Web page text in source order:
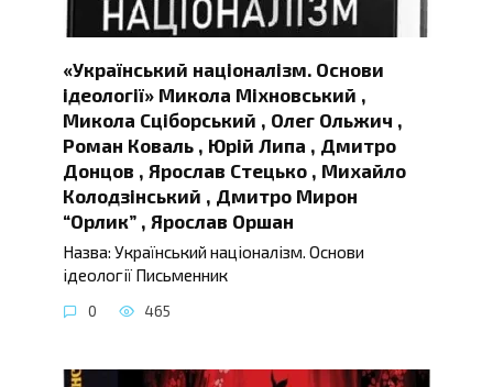
«Український націоналізм. Основи
ідеології» Микола Міхновський ,
Микола Сціборський , Олег Ольжич ,
Роман Коваль , Юрій Липа , Дмитро
Донцов , Ярослав Стецько , Михайло
Колодзінський , Дмитро Мирон
“Орлик” , Ярослав Оршан
Назва: Український націоналізм. Основи
ідеології Письменник
0 465